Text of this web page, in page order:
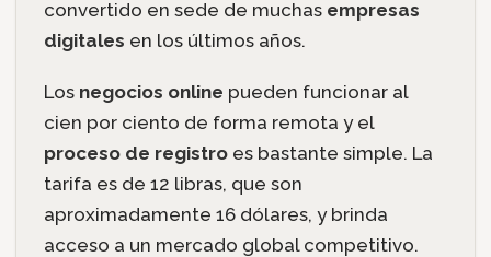
convertido en sede de muchas empresas
digitales en los últimos años.
Los negocios online pueden funcionar al
cien por ciento de forma remota y el
proceso de registro es bastante simple. La
tarifa es de 12 libras, que son
aproximadamente 16 dólares, y brinda
acceso a un mercado global competitivo.